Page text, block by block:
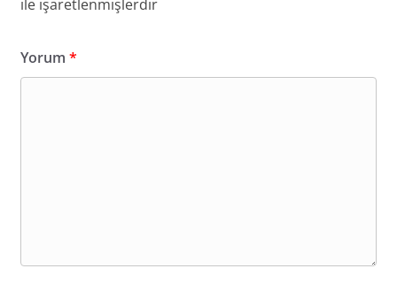
ile işaretlenmişlerdir
Yorum *